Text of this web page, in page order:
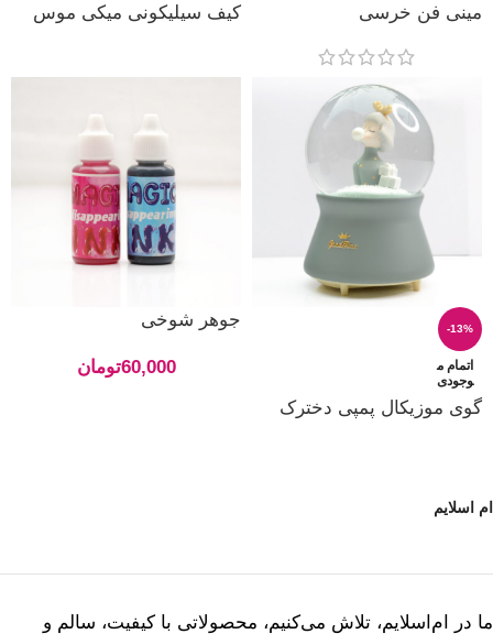
مینی فن خرسی کیف سیلیکونی میکی موس
-13%
اتمام م
وجودی
گوی موزیکال پمپی دخترک
جوهر شوخی
60,000تومان
ام اسلایم
ما در ام‌اسلایم، تلاش می‌کنیم، محصولاتی با کیفیت، سالم و